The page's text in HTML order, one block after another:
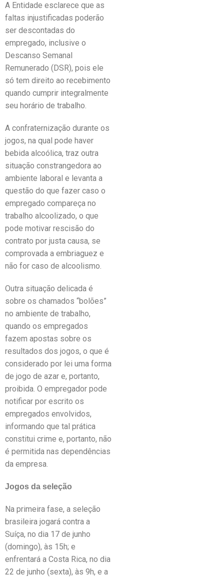
A Entidade esclarece que as
faltas injustificadas poderão
ser descontadas do
empregado, inclusive o
Descanso Semanal
Remunerado (DSR), pois ele
só tem direito ao recebimento
quando cumprir integralmente
seu horário de trabalho.
A confraternização durante os
jogos, na qual pode haver
bebida alcoólica, traz outra
situação constrangedora ao
ambiente laboral e levanta a
questão do que fazer caso o
empregado compareça no
trabalho alcoolizado, o que
pode motivar rescisão do
contrato por justa causa, se
comprovada a embriaguez e
não for caso de alcoolismo.
Outra situação delicada é
sobre os chamados “bolões”
no ambiente de trabalho,
quando os empregados
fazem apostas sobre os
resultados dos jogos, o que é
considerado por lei uma forma
de jogo de azar e, portanto,
proibida. O empregador pode
notificar por escrito os
empregados envolvidos,
informando que tal prática
constitui crime e, portanto, não
é permitida nas dependências
da empresa.
Jogos da seleção
Na primeira fase, a seleção
brasileira jogará contra a
Suíça, no dia 17 de junho
(domingo), às 15h; e
enfrentará a Costa Rica, no dia
22 de junho (sexta), às 9h, e a